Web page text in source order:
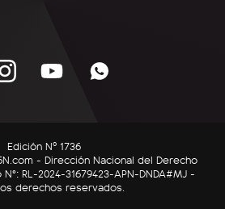
Edición Nº 1736
- Dirección Nacional del Derecho
RL-2024-31679423-APN-DNDA#MJ -
derechos reservados.